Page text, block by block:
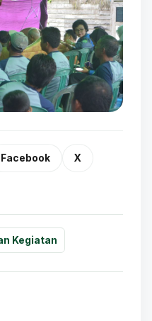
Facebook X
Kegiatan